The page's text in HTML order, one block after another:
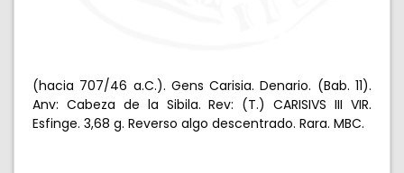
(hacia 707/46 a.C.). Gens Carisia. Denario. (Bab. 11).
Anv: Cabeza de la Sibila. Rev: (T.) CARISIVS III VIR.
Esfinge. 3,68 g. Reverso algo descentrado. Rara. MBC.